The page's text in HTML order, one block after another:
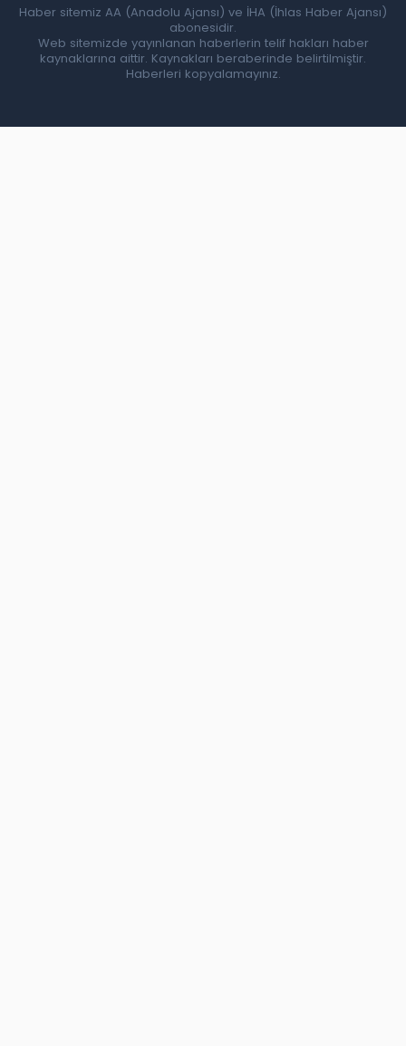
Haber sitemiz AA (Anadolu Ajansı) ve İHA (İhlas Haber Ajansı)
abonesidir.
Web sitemizde yayınlanan haberlerin telif hakları haber
kaynaklarına aittir. Kaynakları beraberinde belirtilmiştir.
Haberleri kopyalamayınız.